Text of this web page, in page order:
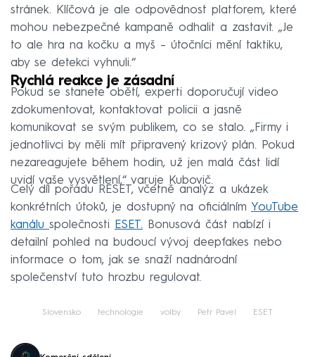
stránek. Klíčová je ale odpovědnost platforem, které
mohou nebezpečné kampaně odhalit a zastavit. „Je
to ale hra na kočku a myš – útočníci mění taktiku,
aby se detekci vyhnuli.“
Rychlá reakce je zásadní
Pokud se stanete obětí, experti doporučují video
zdokumentovat, kontaktovat policii a jasně
komunikovat se svým publikem, co se stalo. „Firmy i
jednotlivci by měli mít připravený krizový plán. Pokud
nezareagujete během hodin, už jen malá část lidí
uvidí vaše vysvětlení,“ varuje Kubovič.
Celý díl pořadu RESET, včetně analýz a ukázek
konkrétních útoků, je dostupný na oficiálním YouTube
kanálu společnosti ESET. Bonusová část nabízí i
detailní pohled na budoucí vývoj deepfakes nebo
informace o tom, jak se snaží nadnárodní
společenství tuto hrozbu regulovat.
Slovensko technologie volby Petr Pavel ESET